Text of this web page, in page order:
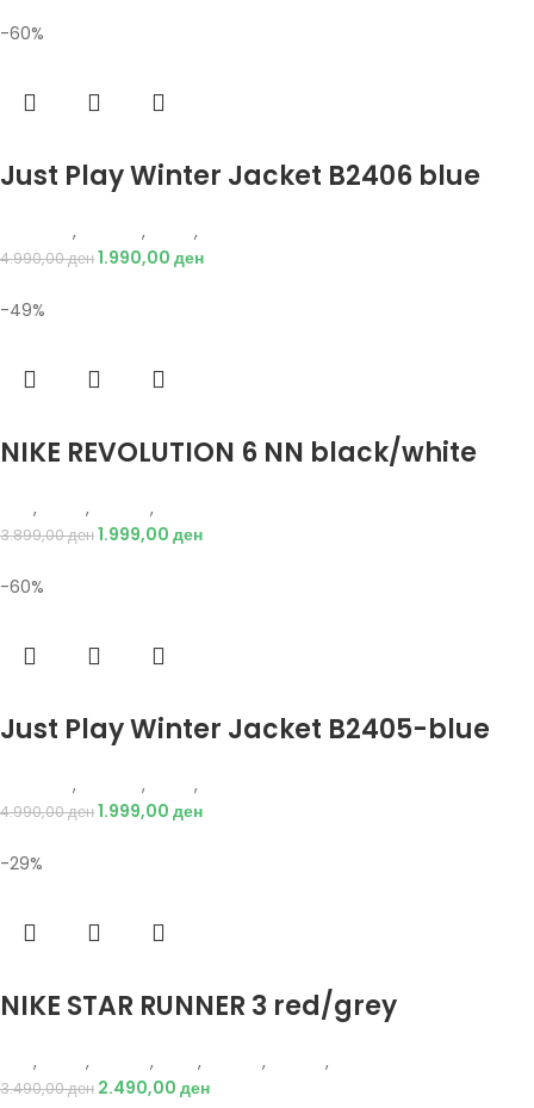
-60%
Just Play Winter Jacket B2406 blue
, , ,
4.990,00ден1.990,00 ден
-49%
NIKE REVOLUTION 6 NN black/white
, , ,
3.899,00ден1.999,00 ден
-60%
Just Play Winter Jacket B2405-blue
, , ,
4.990,00ден1.999,00 ден
-29%
NIKE STAR RUNNER 3 red/grey
, , , , , ,
3.490,00ден 2.490,00 ден